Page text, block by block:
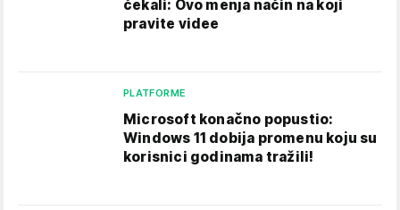
čekali: Ovo menja način na koji
pravite videe
PLATFORME
Microsoft konačno popustio:
Windows 11 dobija promenu koju su
korisnici godinama tražili!